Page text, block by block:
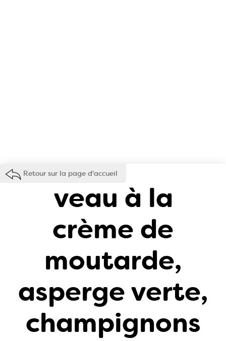
Retour sur la page d'accueil
veau à la
crème de
moutarde,
asperge verte,
champignons